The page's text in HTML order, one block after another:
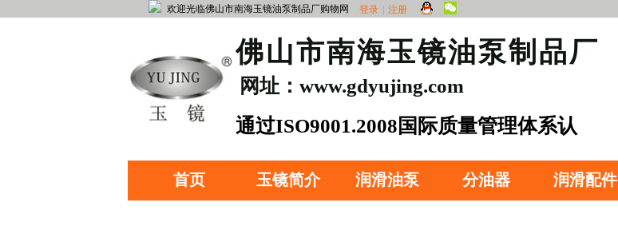
登录 注册
欢迎光临佛山市南海玉镜油泵制品厂购物网
首页 玉镜简介 润滑油泵 分油器 润滑配件
​佛山市南海玉镜油泵制品厂
​通过ISO9001.2008国际质量管理体系认
网址：www.gdyujing.com